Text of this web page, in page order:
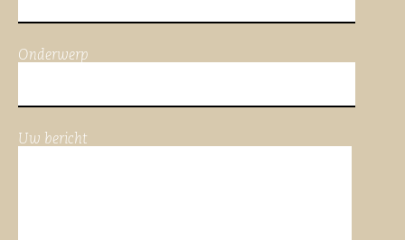
Onderwerp
Uw bericht